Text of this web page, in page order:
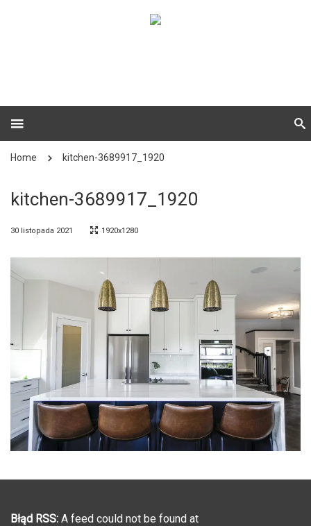
Home kitchen-3689917_1920
kitchen-3689917_1920
30 listopada 2021 1920x1280
Błąd RSS: A feed could not be found at